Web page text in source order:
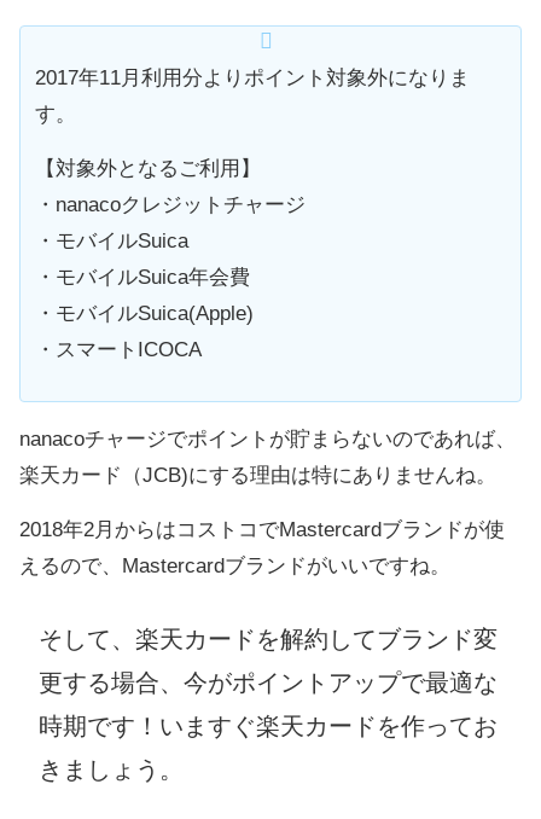
2017年11月利用分よりポイント対象外になりま
す。
【対象外となるご利用】
・nanacoクレジットチャージ
・モバイルSuica
・モバイルSuica年会費
・モバイルSuica(Apple)
・スマートICOCA
nanacoチャージでポイントが貯まらないのであれば、
楽天カード（JCB)にする理由は特にありませんね。
2018年2月からはコストコでMastercardブランドが使
えるので、Mastercardブランドがいいですね。
そして、楽天カードを解約してブランド変
更する場合、今がポイントアップで最適な
時期です！いますぐ楽天カードを作ってお
きましょう。